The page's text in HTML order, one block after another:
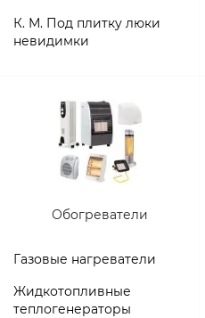
К. М. Под плитку люки
невидимки
Обогреватели
Газовые нагреватели
Жидкотопливные
теплогенераторы